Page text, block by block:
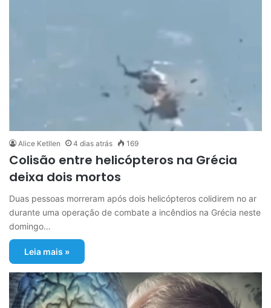
Alice Ketllen 4 dias atrás 169
Colisão entre helicópteros na Grécia
deixa dois mortos
Duas pessoas morreram após dois helicópteros colidirem no ar
durante uma operação de combate a incêndios na Grécia neste
domingo…
Leia mais »